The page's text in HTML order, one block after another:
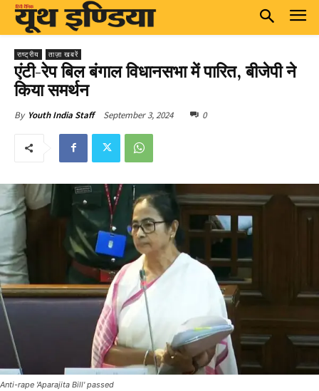
राष्ट्रीय ताज़ा खबरें
एंटी-रेप बिल बंगाल विधानसभा में पारित, बीजेपी ने
किया समर्थन
By Youth India Staff September 3, 2024 0
Anti-rape 'Aparajita Bill' passed